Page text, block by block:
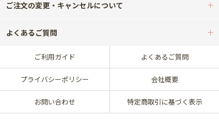
ご注文の変更・キャンセルについて
よくあるご質問
ご利用ガイド よくあるご質問
プライバシーポリシー 会社概要
お問い合わせ 特定商取引に基づく表示